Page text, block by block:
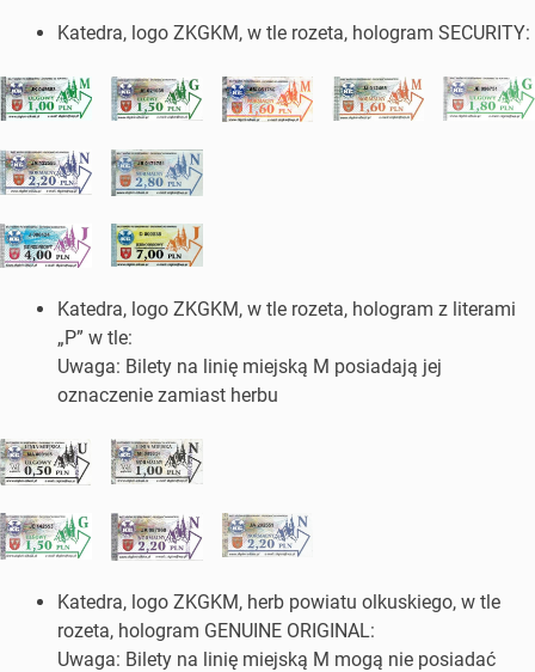
Katedra, logo ZKGKM, w tle rozeta, hologram SECURITY:
Katedra, logo ZKGKM, w tle rozeta, hologram z literami
„P” w tle:
Uwaga: Bilety na linię miejską M posiadają jej
oznaczenie zamiast herbu
Katedra, logo ZKGKM, herb powiatu olkuskiego, w tle
rozeta, hologram GENUINE ORIGINAL:
Uwaga: Bilety na linię miejską M mogą nie posiadać